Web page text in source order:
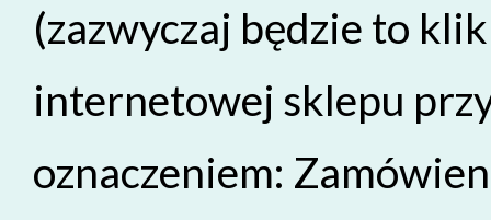
(zazwyczaj będzie to
internetowej sklepu
oznaczeniem: